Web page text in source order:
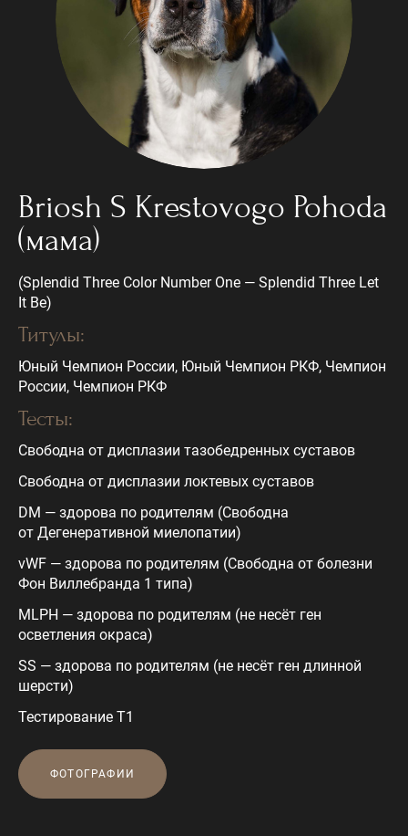
Briosh S Krestovogo Pohoda
(мама)
(Splendid Three Color Number One — Splendid Three Let
It Be)
Титулы:
Юный Чемпион России, Юный Чемпион РКФ, Чемпион
России, Чемпион РКФ
Тесты:
Свободна от дисплазии тазобедренных суставов
Свободна от дисплазии локтевых суставов
DM — здорова по родителям (Свободна
от Дегенеративной миелопатии)
vWF — здорова по родителям (Свободна от болезни
Фон Виллебранда 1 типа)
MLPH — здорова по родителям (не несёт ген
осветления окраса)
SS — здорова по родителям (не несёт ген длинной
шерсти)
Тестирование Т1
ФОТОГРАФИИ